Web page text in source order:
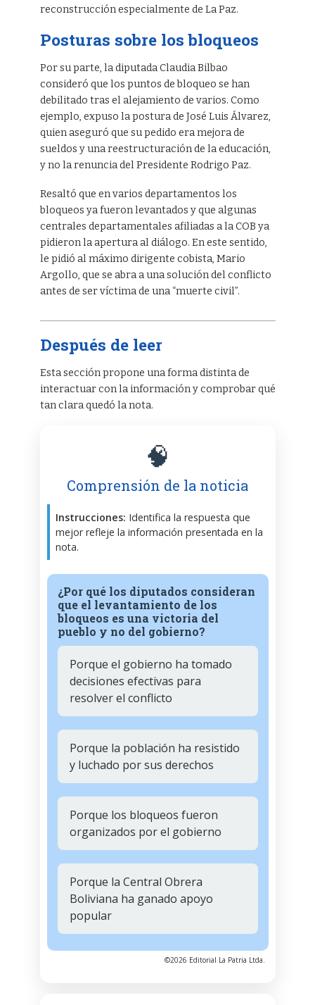
reconstrucción especialmente de La Paz.
Posturas sobre los bloqueos
Por su parte, la diputada Claudia Bilbao
consideró que los puntos de bloqueo se han
debilitado tras el alejamiento de varios. Como
ejemplo, expuso la postura de José Luis Álvarez,
quien aseguró que su pedido era mejora de
sueldos y una reestructuración de la educación,
y no la renuncia del Presidente Rodrigo Paz.
Resaltó que en varios departamentos los
bloqueos ya fueron levantados y que algunas
centrales departamentales afiliadas a la COB ya
pidieron la apertura al diálogo. En este sentido,
le pidió al máximo dirigente cobista, Mario
Argollo, que se abra a una solución del conflicto
antes de ser víctima de una “muerte civil”.
Después de leer
Esta sección propone una forma distinta de
interactuar con la información y comprobar qué
tan clara quedó la nota.
🧠
Comprensión de la noticia
Instrucciones: Identifica la respuesta que
mejor refleje la información presentada en la
nota.
¿Por qué los diputados consideran
que el levantamiento de los
bloqueos es una victoria del
pueblo y no del gobierno?
Porque el gobierno ha tomado
decisiones efectivas para
resolver el conflicto
Porque la población ha resistido
y luchado por sus derechos
Porque los bloqueos fueron
organizados por el gobierno
Porque la Central Obrera
Boliviana ha ganado apoyo
popular
©2026 Editorial La Patria Ltda.